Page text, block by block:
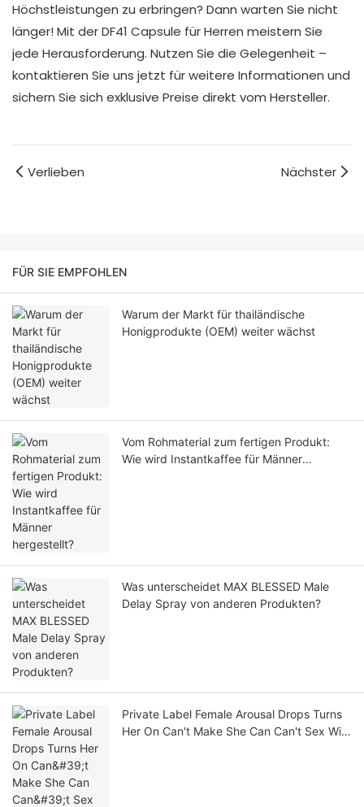
Höchstleistungen zu erbringen? Dann warten Sie nicht
länger! Mit der DF41 Capsule für Herren meistern Sie
jede Herausforderung. Nutzen Sie die Gelegenheit –
kontaktieren Sie uns jetzt für weitere Informationen und
sichern Sie sich exklusive Preise direkt vom Hersteller.
Verlieben Nächster
FÜR SIE EMPFOHLEN
Warum der Markt für thailändische
Honigprodukte (OEM) weiter wächst
Vom Rohmaterial zum fertigen Produkt:
Wie wird Instantkaffee für Männer
Was unterscheidet MAX BLESSED Male
Delay Spray von anderen Produkten?
Private Label Female Arousal Drops Turns
Her On Can't Make She Can Can't Sex With